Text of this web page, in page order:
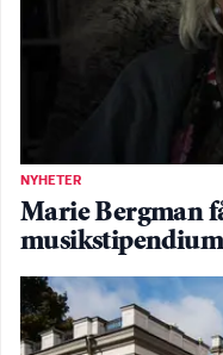
NYHETER
Marie Bergman
musikstipendium